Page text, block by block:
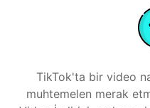
TikTok'ta bir video
muhtemelen merak